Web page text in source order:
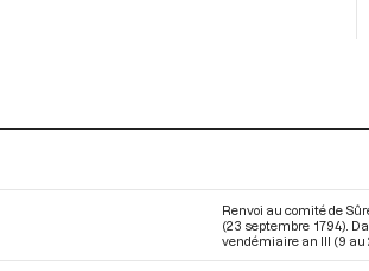
Renvoi au comité de
(23 septembre 1794).
vendémiaire an III (9 au